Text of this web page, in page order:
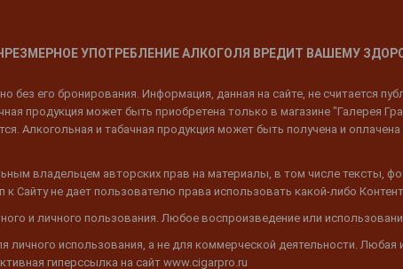
УПОТРЕБЛЕНИЕ АЛКОГОЛЯ ВРЕДИТ ВАШЕМУ
без его бронирования. Информация, данная на сайте, не считается
продукция может быть приобретена только в магазине "Галерея
Алкогольная и табачная продукция может быть получена и
владельцем авторских прав на материалы, в том числе тексты,
Сайту не дает пользователю права использовать какой-либо
и личного пользования. Любое воспроизведение или
личного использования, а не для коммерческой деятельности.
гиперссылка на сайт www.cigarpro.ru